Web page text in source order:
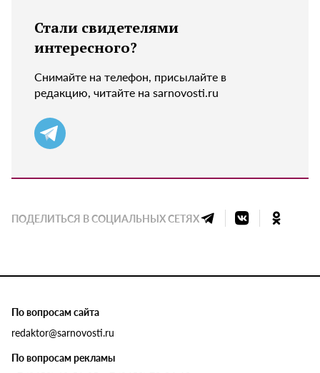
Стали свидетелями
интересного?
Снимайте на телефон, присылайте в
редакцию, читайте на sarnovosti.ru
ПОДЕЛИТЬСЯ В СОЦИАЛЬНЫХ СЕТЯХ
По вопросам сайта
redaktor@sarnovosti.ru
По вопросам рекламы